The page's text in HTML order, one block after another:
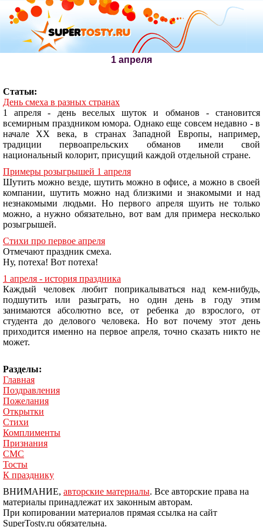
1 апреля
Статьи:
День смеха в разных странах
1 апреля - день веселых шуток и обманов - становится
всемирным праздником юмора. Однако еще совсем недавно - в
начале XX века, в странах Западной Европы, например,
традиции первоапрельских обманов имели свой
национальный колорит, присущий каждой отдельной стране.
Примеры розыгрышей 1 апреля
Шутить можно везде, шутить можно в офисе, а можно в своей
компании, шутить можно над близкими и знакомыми и над
незнакомыми людьми. Но первого апреля шуить не только
можно, а нужно обязательно, вот вам для примера несколько
розыгрышей.
Стихи про первое апреля
Отмечают праздник смеха.
Ну, потеха! Вот потеха!
1 апреля - история праздника
Каждый человек любит поприкалываться над кем-нибудь,
подшутить или разыграть, но один день в году этим
занимаются абсолютно все, от ребенка до взрослого, от
студента до делового человека. Но вот почему этот день
приходится именно на первое апреля, точно сказать никто не
может.
Разделы:
Главная
Поздравления
Пожелания
Открытки
Стихи
Комплименты
Признания
СМС
Тосты
К празднику
ВНИМАНИЕ, авторские материалы. Все авторские права на
материалы принадлежат их законным авторам.
При копировании материалов прямая ссылка на сайт
SuperTosty.ru обязательна.